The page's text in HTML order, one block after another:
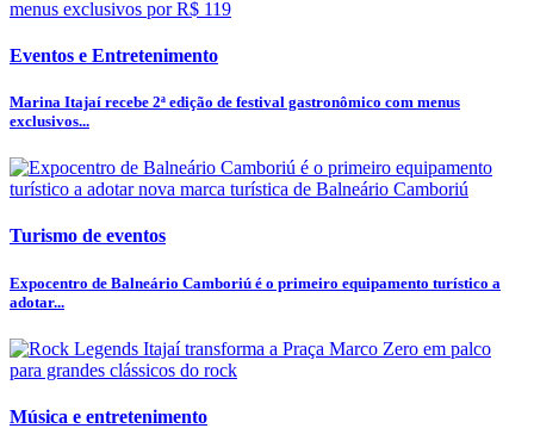
Eventos e Entretenimento
Marina Itajaí recebe 2ª edição de festival gastronômico com menus
exclusivos...
Turismo de eventos
Expocentro de Balneário Camboriú é o primeiro equipamento turístico a
adotar...
Música e entretenimento